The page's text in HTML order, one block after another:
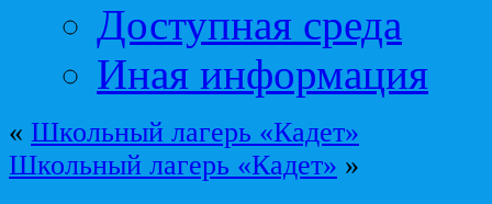
Доступная среда
Иная информация
« Школьный лагерь «Кадет»
Школьный лагерь «Кадет» »